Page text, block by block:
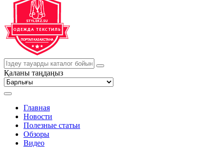
Қаланы таңдаңыз
Главная
Новости
Полезные статьи
Обзоры
Видео